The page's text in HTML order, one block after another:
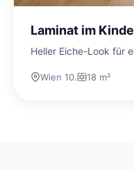
Laminat im
Heller Eiche-Look für
Wien 10. 18 m²